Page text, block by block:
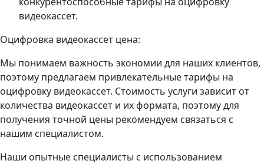
видеокассет.
Оцифровка видеокассет цена:
Мы понимаем важность экономии для наших клиентов,
поэтому предлагаем привлекательные тарифы на
оцифровку видеокассет. Стоимость услуги зависит от
количества видеокассет и их формата, поэтому для
получения точной цены рекомендуем связаться с
нашим специалистом.
Наши опытные специалисты с использованием